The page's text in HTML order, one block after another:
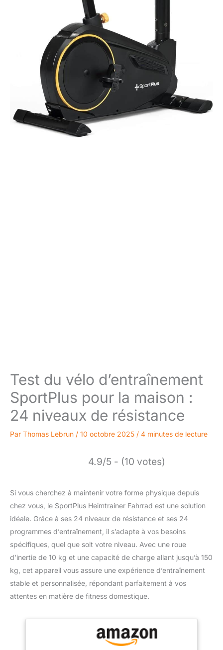
Test du vélo d’entraînement
SportPlus pour la maison :
24 niveaux de résistance
Par Thomas Lebrun / 10 octobre 2025 / 4 minutes de lecture
4.9/5 - (10 votes)
Si vous cherchez à maintenir votre forme physique depuis
chez vous, le SportPlus Heimtrainer Fahrrad est une solution
idéale. Grâce à ses 24 niveaux de résistance et ses 24
programmes d’entraînement, il s’adapte à vos besoins
spécifiques, quel que soit votre niveau. Avec une roue
d’inertie de 10 kg et une capacité de charge allant jusqu’à 150
kg, cet appareil vous assure une expérience d’entraînement
stable et personnalisée, répondant parfaitement à vos
attentes en matière de fitness domestique.